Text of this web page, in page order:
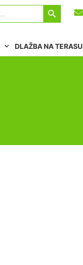
Search Button
DLAŽBA NA TERASU